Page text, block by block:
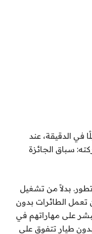
في الدقيقة، عند
سباق الجائزة
بدلاً من تشغيل
تعمل الطائرات بدون
على مهاراتهم في
طيار تتفوق على